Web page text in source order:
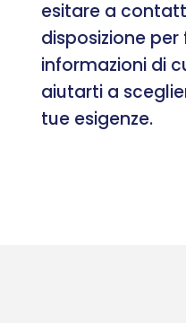
esitare a
disposizione
informazioni di
aiutarti a
tue esigenze.